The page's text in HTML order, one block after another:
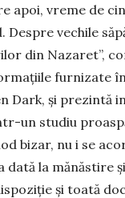
apoi, vreme de
Despre vechile
din Nazaret”,
furnizate
Dark, și prezintă
un studiu
bizar, nu i se
la mănăstire
și toată